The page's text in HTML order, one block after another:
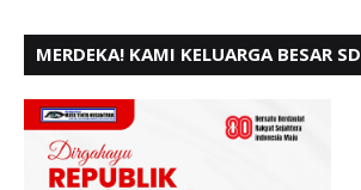
MERDEKA! KAMI KELUARGA BESAR